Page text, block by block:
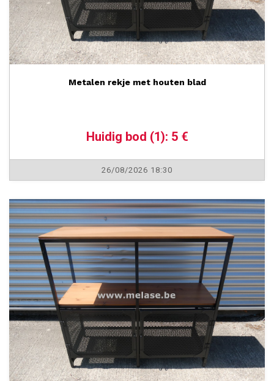
Metalen rekje met houten blad
Huidig bod (1): 5 €
26/08/2026 18:30